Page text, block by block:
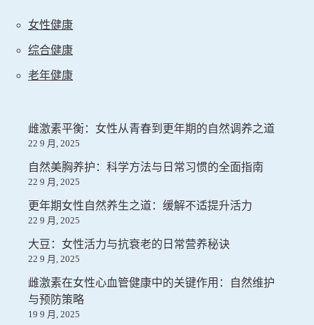
女性健康
综合健康
老年健康
雌激素平衡：女性从青春到更年期的自然调养之道
22 9 月, 2025
自然美胸养护：科学方法与日常习惯的全面指南
22 9 月, 2025
更年期女性自然养生之道：缓解不适提升活力
22 9 月, 2025
大豆：女性活力与抗衰老的日常营养秘诀
22 9 月, 2025
雌激素在女性心血管健康中的关键作用：自然维护
与预防策略
19 9 月, 2025